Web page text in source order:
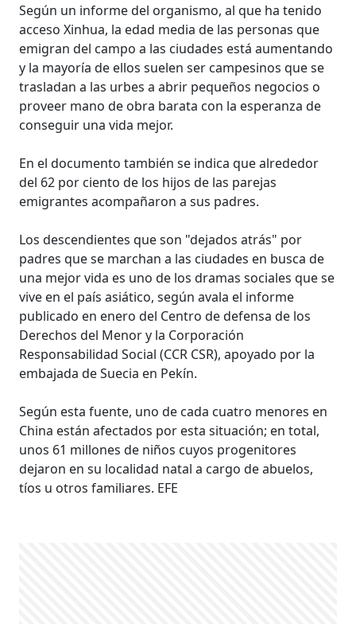
Según un informe del organismo, al que ha tenido
acceso Xinhua, la edad media de las personas que
emigran del campo a las ciudades está aumentando
y la mayoría de ellos suelen ser campesinos que se
trasladan a las urbes a abrir pequeños negocios o
proveer mano de obra barata con la esperanza de
conseguir una vida mejor.
En el documento también se indica que alrededor
del 62 por ciento de los hijos de las parejas
emigrantes acompañaron a sus padres.
Los descendientes que son "dejados atrás" por
padres que se marchan a las ciudades en busca de
una mejor vida es uno de los dramas sociales que se
vive en el país asiático, según avala el informe
publicado en enero del Centro de defensa de los
Derechos del Menor y la Corporación
Responsabilidad Social (CCR CSR), apoyado por la
embajada de Suecia en Pekín.
Según esta fuente, uno de cada cuatro menores en
China están afectados por esta situación; en total,
unos 61 millones de niños cuyos progenitores
dejaron en su localidad natal a cargo de abuelos,
tíos u otros familiares. EFE